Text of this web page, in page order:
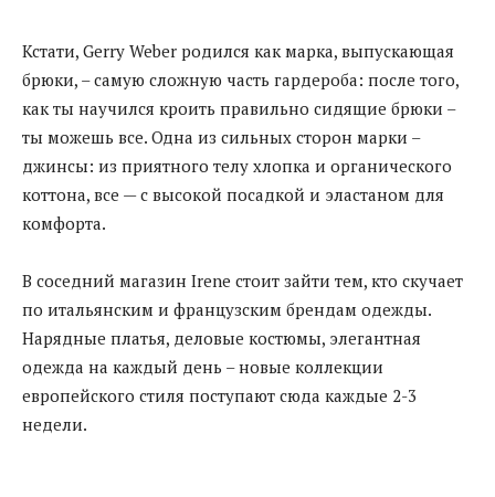
Кстати, Gerry Weber родился как марка, выпускающая
брюки, – самую сложную часть гардероба: после того,
как ты научился кроить правильно сидящие брюки –
ты можешь все. Одна из сильных сторон марки –
джинсы: из приятного телу хлопка и органического
коттона, все — с высокой посадкой и эластаном для
комфорта.
В соседний магазин Irene стоит зайти тем, кто скучает
по итальянским и французским брендам одежды.
Нарядные платья, деловые костюмы, элегантная
одежда на каждый день – новые коллекции
европейского стиля поступают сюда каждые 2-3
недели.